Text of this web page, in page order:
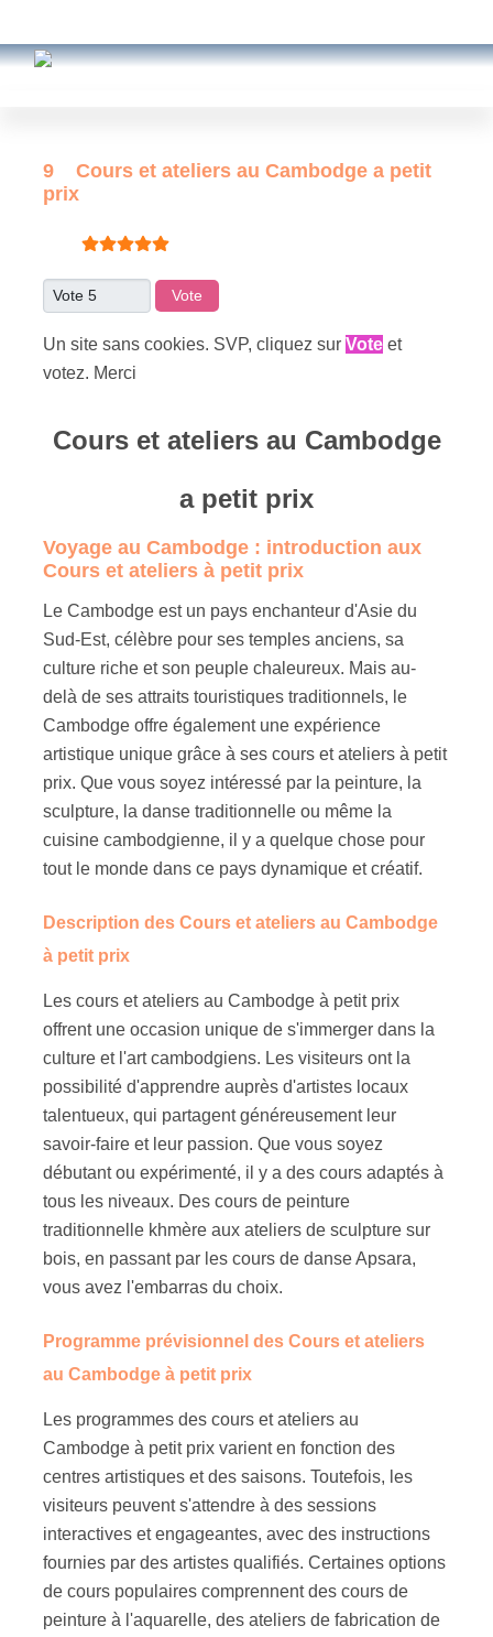
9 Cours et ateliers au Cambodge a petit
prix
Vote utilisateur:
Veuillez voter
Un site sans cookies. SVP, cliquez surVote et
votez. Merci
Cours et ateliers au Cambodge
a petit prix
Voyage au Cambodge : introduction aux
Cours et ateliers à petit prix
Le Cambodge est un pays enchanteur d'Asie du
Sud-Est, célèbre pour ses temples anciens, sa
culture riche et son peuple chaleureux. Mais au-
delà de ses attraits touristiques traditionnels, le
Cambodge offre également une expérience
artistique unique grâce à ses cours et ateliers à petit
prix. Que vous soyez intéressé par la peinture, la
sculpture, la danse traditionnelle ou même la
cuisine cambodgienne, il y a quelque chose pour
tout le monde dans ce pays dynamique et créatif.
Description des Cours et ateliers au Cambodge
à petit prix
Les cours et ateliers au Cambodge à petit prix
offrent une occasion unique de s'immerger dans la
culture et l'art cambodgiens. Les visiteurs ont la
possibilité d'apprendre auprès d'artistes locaux
talentueux, qui partagent généreusement leur
savoir-faire et leur passion. Que vous soyez
débutant ou expérimenté, il y a des cours adaptés à
tous les niveaux. Des cours de peinture
traditionnelle khmère aux ateliers de sculpture sur
bois, en passant par les cours de danse Apsara,
vous avez l'embarras du choix.
Programme prévisionnel des Cours et ateliers
au Cambodge à petit prix
Les programmes des cours et ateliers au
Cambodge à petit prix varient en fonction des
centres artistiques et des saisons. Toutefois, les
visiteurs peuvent s'attendre à des sessions
interactives et engageantes, avec des instructions
fournies par des artistes qualifiés. Certaines options
de cours populaires comprennent des cours de
peinture à l'aquarelle, des ateliers de fabrication de